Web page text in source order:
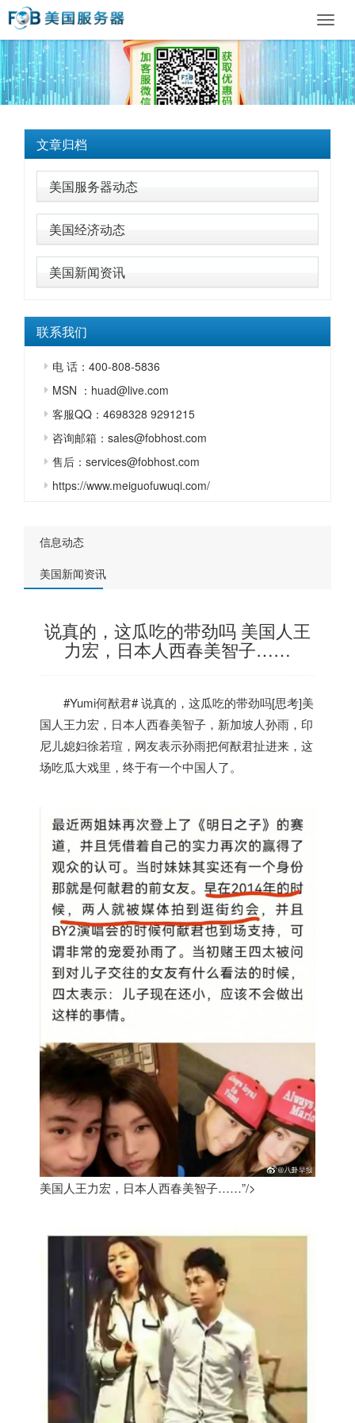
文章归档
美国服务器动态
美国经济动态
美国新闻资讯
联系我们
电 话：400-808-5836
MSN ：huad@live.com
客服QQ：4698328 9291215
咨询邮箱：sales@fobhost.com
售后：services@fobhost.com
https://www.meiguofuwuqi.com/
信息动态
美国新闻资讯
说真的，这瓜吃的带劲吗 美国人王
力宏，日本人西春美智子……
#Yumi何猷君# 说真的，这瓜吃的带劲吗[思考]美
国人王力宏，日本人西春美智子，新加坡人孙雨，印
尼儿媳妇徐若瑄，网友表示孙雨把何猷君扯进来，这
场吃瓜大戏里，终于有一个中国人了。
美国人王力宏，日本人西春美智子……”/>